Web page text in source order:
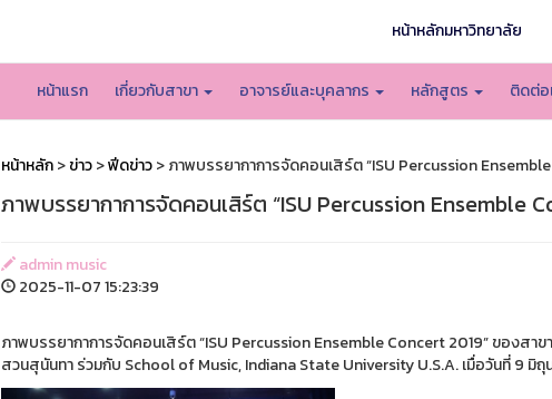
หน้าหลักมหาวิทยาลัย
หน้าแรก เกี่ยวกับสาขา อาจารย์และบุคลากร หลักสูตร ติดต่อ
หน้าหลัก>ข่าว>ฟีดข่าว> ภาพบรรยากาการจัดคอนเสิร์ต “ISU Percussion
ภาพบรรยากาการจัดคอนเสิร์ต “ISU Percussion Ensemble
admin music
2025-11-07 15:23:39
ภาพบรรยากาการจัดคอนเสิร์ต “ISU Percussion Ensemble Concert 2019” ของส
สวนสุนันทา ร่วมกับ School of Music, Indiana State University U.S.A. เมื่อวันที่ 9 มิถุ